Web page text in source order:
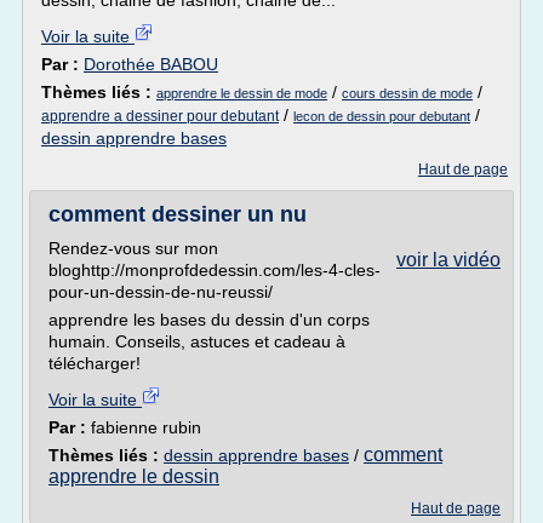
Voir la suite
Par : Dorothée BABOU
Thèmes liés : apprendre le dessin de mode / cours dessin de mode /
apprendre a dessiner pour debutant/ lecon de dessin pour debutant /
dessin apprendre bases
Haut de page
comment dessiner un nu
voir la vidéo
Rendez-vous sur mon
bloghttp://monprofdedessin.com/les-4-cles-
pour-un-dessin-de-nu-reussi/
apprendre les bases du dessin d'un corps
humain. Conseils, astuces et cadeau à
télécharger!
Voir la suite
Par : fabienne rubin
Thèmes liés : dessin apprendre bases / comment
apprendre le dessin
Haut de page